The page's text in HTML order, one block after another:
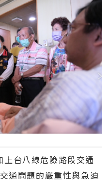
台八線危險路段交通
通問題的嚴重性與急迫